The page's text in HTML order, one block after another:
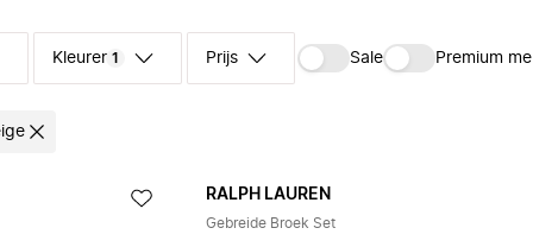
Kleuren 1 Prijs Sale Premium
RALPH LAUREN
Gebreide Broek Set